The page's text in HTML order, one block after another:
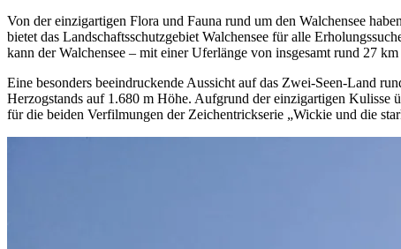
Von der einzigartigen Flora und Fauna rund um den Walchensee
bietet das Landschaftsschutzgebiet Walchensee für alle
kann der Walchensee – mit einer Uferlänge von insgesamt rund 27
Eine besonders beeindruckende Aussicht auf das Zwei-Seen-Land
Herzogstands auf 1.680 m Höhe. Aufgrund der einzigartigen Kulisse
für die beiden Verfilmungen der Zeichentrickserie „Wickie und die